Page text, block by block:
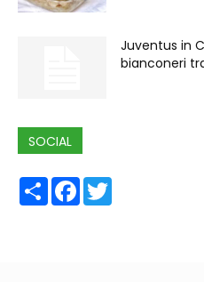
Juventus in
bianconeri
SOCIAL
ShareFacebook